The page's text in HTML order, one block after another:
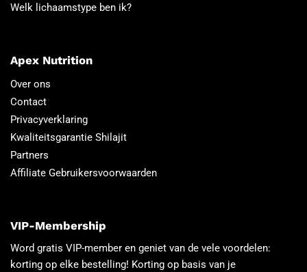
Welk lichaamstype ben ik?
Apex Nutrition
Over ons
Contact
Privacyverklaring
Kwaliteitsgarantie Shilajit
Partners
Affiliate Gebruikersvoorwaarden
VIP-Membership
Word gratis VIP-member en geniet van de vele voordelen:
korting op elke bestelling! Korting op basis van je